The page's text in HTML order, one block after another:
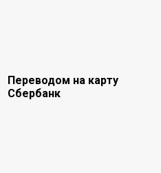
Переводом на карту
Сбербанк